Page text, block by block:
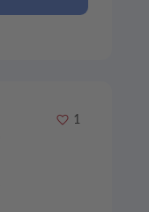
Merken
1